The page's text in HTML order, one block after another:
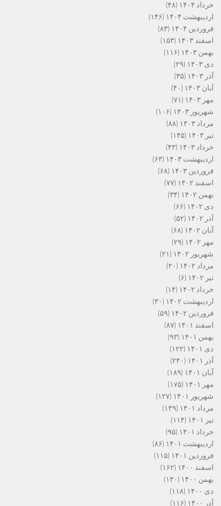
خرداد ۱۴۰۴
(۴۸)
اردیبهشت ۱۴۰۴
(۱۴۶)
فروردین ۱۴۰۴
(۸۳)
اسفند ۱۴۰۳
(۱۵۳)
بهمن ۱۴۰۳
(۱۱۶)
دی ۱۴۰۳
(۲۹)
آذر ۱۴۰۳
(۳۵)
آبان ۱۴۰۳
(۴۰)
مهر ۱۴۰۳
(۷۱)
شهریور ۱۴۰۳
(۱۰۶)
مرداد ۱۴۰۳
(۸۸)
تیر ۱۴۰۳
(۱۴۵)
خرداد ۱۴۰۳
(۴۳)
اردیبهشت ۱۴۰۳
(۶۳)
فروردین ۱۴۰۳
(۶۸)
اسفند ۱۴۰۲
(۷۷)
بهمن ۱۴۰۲
(۳۴)
دی ۱۴۰۲
(۶۶)
آذر ۱۴۰۲
(۵۲)
آبان ۱۴۰۲
(۶۸)
مهر ۱۴۰۲
(۲۹)
شهریور ۱۴۰۲
(۲۱)
مرداد ۱۴۰۲
(۲۰)
تیر ۱۴۰۲
(۶)
خرداد ۱۴۰۲
(۱۴)
اردیبهشت ۱۴۰۲
(۳۰)
فروردین ۱۴۰۲
(۵۹)
اسفند ۱۴۰۱
(۸۷)
بهمن ۱۴۰۱
(۹۳)
دی ۱۴۰۱
(۱۲۲)
آذر ۱۴۰۱
(۲۴۰)
آبان ۱۴۰۱
(۱۸۹)
مهر ۱۴۰۱
(۱۷۵)
شهریور ۱۴۰۱
(۱۲۷)
مرداد ۱۴۰۱
(۱۴۹)
تیر ۱۴۰۱
(۱۱۴)
خرداد ۱۴۰۱
(۹۵)
اردیبهشت ۱۴۰۱
(۸۶)
فروردین ۱۴۰۱
(۱۱۵)
اسفند ۱۴۰۰
(۱۶۲)
بهمن ۱۴۰۰
(۱۳۰)
دی ۱۴۰۰
(۱۱۸)
آذر ۱۴۰۰
(۱۱۶)